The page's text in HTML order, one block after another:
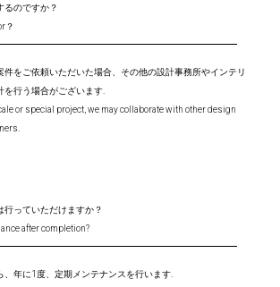
るのですか？
？
件をご依頼いただいた場合、その他の設計事務所やインテリ
を行う場合がございます.
or special project, we may collaborate with other design
行っていただけますか？
after completion?
、年に1度、定期メンテナンスを行います.